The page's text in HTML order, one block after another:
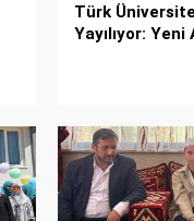
Türk
Yayılıyor: